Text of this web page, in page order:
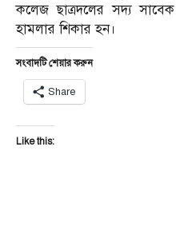
কলেজ ছাত্রদলের সদ্য
হামলার শিকার হন।
সংবাদটি শেয়ার করুন
Share
Like this: